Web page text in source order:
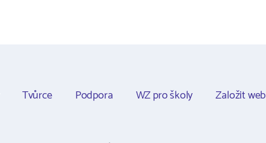
Tvůrce Podpora WZ pro školy Založit web